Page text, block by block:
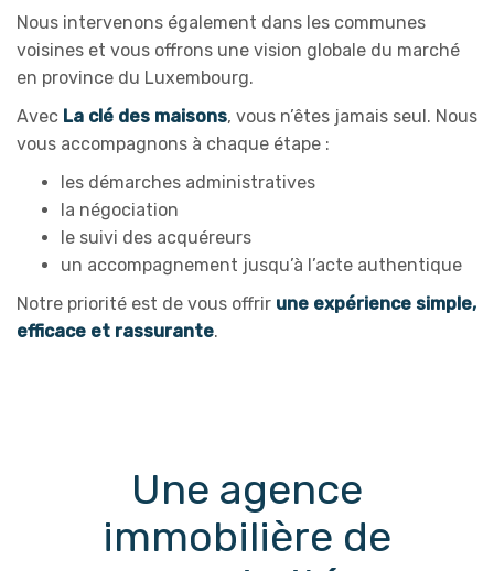
Nous intervenons également dans les communes
voisines et vous offrons une vision globale du marché
en province du Luxembourg.
Avec La clé des maisons, vous n’êtes jamais seul. Nous
vous accompagnons à chaque étape :
les démarches administratives
la négociation
le suivi des acquéreurs
un accompagnement jusqu’à l’acte authentique
Notre priorité est de vous offrir une expérience simple,
efficace et rassurante.
Une agence
immobilière de